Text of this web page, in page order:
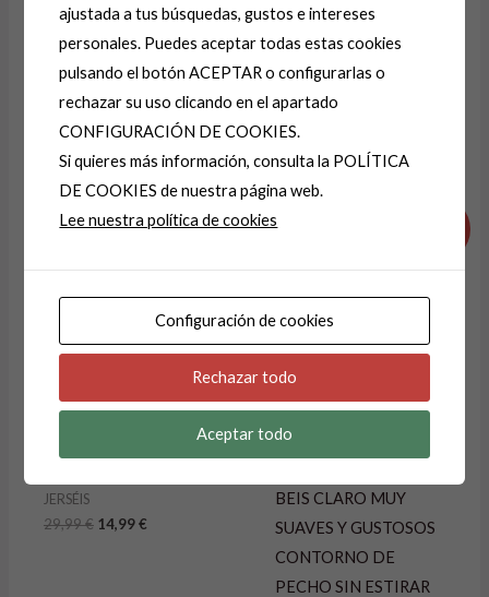
e
n
t
e
Productos relacionados
¡Oferta!
JERSÉIS
29,99€
precio
era:
14,99€
precio
es:
JERSEY-JERSEIS
BEIS CLARO MUY
SUAVES Y GUSTOSOS
CONTORNO DE
PECHO SIN ESTIRAR
era:
es:
ajustada a tus búsquedas, gustos e intereses
personales. Puedes aceptar todas estas cookies
pulsando el botón ACEPTAR o configurarlas o
rechazar su uso clicando en el apartado
CONFIGURACIÓN DE COOKIES.
Si quieres más información, consulta la POLÍTICA
DE COOKIES de nuestra página web.
Lee nuestra política de cookies
Configuración de cookies
Rechazar todo
Aceptar todo